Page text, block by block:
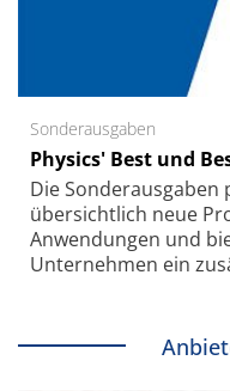
Sonderausgaben
Physics' Best und
Die
übersichtlich neue
Anwendungen und
Unternehmen ein